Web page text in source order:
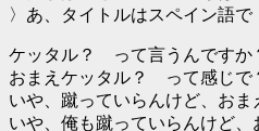
〉あ、タイトルはスペイン語で
ケッタル？ って言うんですか
おまえケッタル？ って感じで
いや、蹴っていらんけど、おま
いや、俺も蹴っていらんけど、